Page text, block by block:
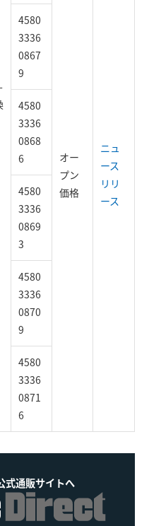
オー
プン
価格
ニュ
ース
リリ
ース
4580
3336
0867
9
4580
3336
0868
6
4580
3336
0869
3
4580
3336
0870
9
4580
3336
0871
6
式通販サイトへ